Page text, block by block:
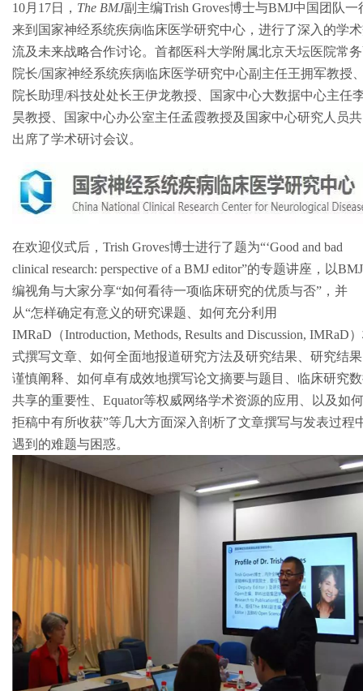
10月17日， The BMJ副主编Trish Groves博士与BMJ中国团队一
来到国家神经系统疾病临床医学研究中心，进行了深入的学
流及未来战略合作讨论。首都医科大学附属北京天坛医院常
院长/国家神经系统疾病临床医学研究中心副主任王拥军教授
院长助理/科技处处长王伊龙教授、国家中心大数据中心主任
昊教授、国家中心办公室主任孟霞教授及国家中心研究人员
出席了学术研讨会议。
在欢迎仪式后，Trish Groves博士进行了题为“‘Good and bad
clinical research: perspective of a BMJ editor”的专题讲座，以
编视角与大家分享“如何看待一项临床研究的优质与否”，并
从“怎样确定有意义的研究课题、如何充分利用
IMRaD（Introduction, Methods, Results and Discussion, IMRaD
式撰写文章、如何全面地报道研究方法及研究结果、研究结
谨慎阐释、如何卓有成效地撰写论文摘要与题目、临床研究
共享的重要性、Equator等权威网络学术资源的应用、以及如
拒稿中有所收获”等几大方面深入剖析了文章撰写与发表过程
遇到的难题与困惑。